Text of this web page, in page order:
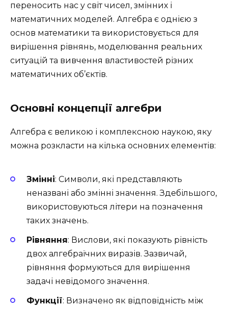
переносить нас у світ чисел, змінних і
математичних моделей. Алгебра є однією з
основ математики та використовується для
вирішення рівнянь, моделювання реальних
ситуацій та вивчення властивостей різних
математичних об’єктів.
Основні концепції алгебри
Алгебра є великою і комплексною наукою, яку
можна розкласти на кілька основних елементів:
Змінні: Символи, які представляють
неназвані або змінні значення. Здебільшого,
використовуються літери на позначення
таких значень.
Рівняння: Вислови, які показують рівність
двох алгебраїчних виразів. Зазвичай,
рівняння формуються для вирішення
задачі невідомого значення.
Функції: Визначено як відповідність між